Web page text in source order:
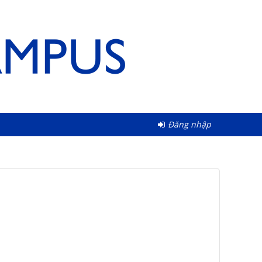
Đăng nhập